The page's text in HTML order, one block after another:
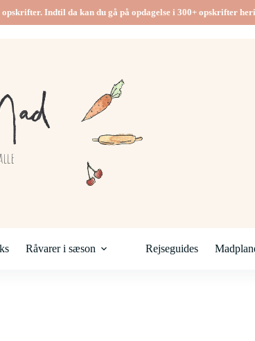
Indtil da kan du gå på opdagelse i 300+ opskrifter
Råvarer i sæson Rejseguides